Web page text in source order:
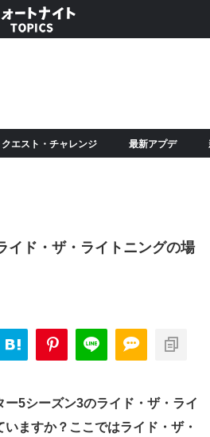
クエスト・チャレンジ 最新アプデ
イド・ザ・ライトニングの場
ー5シーズン3のライド・ザ・ライ
いますか？ここではライド・ザ・